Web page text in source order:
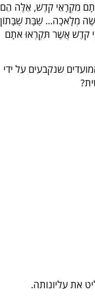
מִקְרָאֵי קֹדֶשׁ, אֵלֶּה הֵם
מְלָאכָה... שַׁבָּת שַׁבָּתוֹן
קֹדֶשׁ אֲשֶׁר תִּקְרְאוּ אֹתָם
שנקבעים על ידי
את עליונותה.